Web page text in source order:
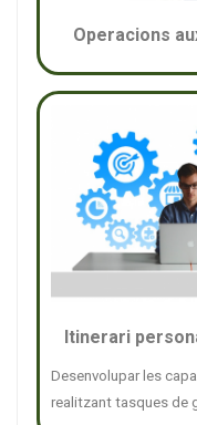
Operacions
Itinerari
Desenvolupar les
realitzant tasques de